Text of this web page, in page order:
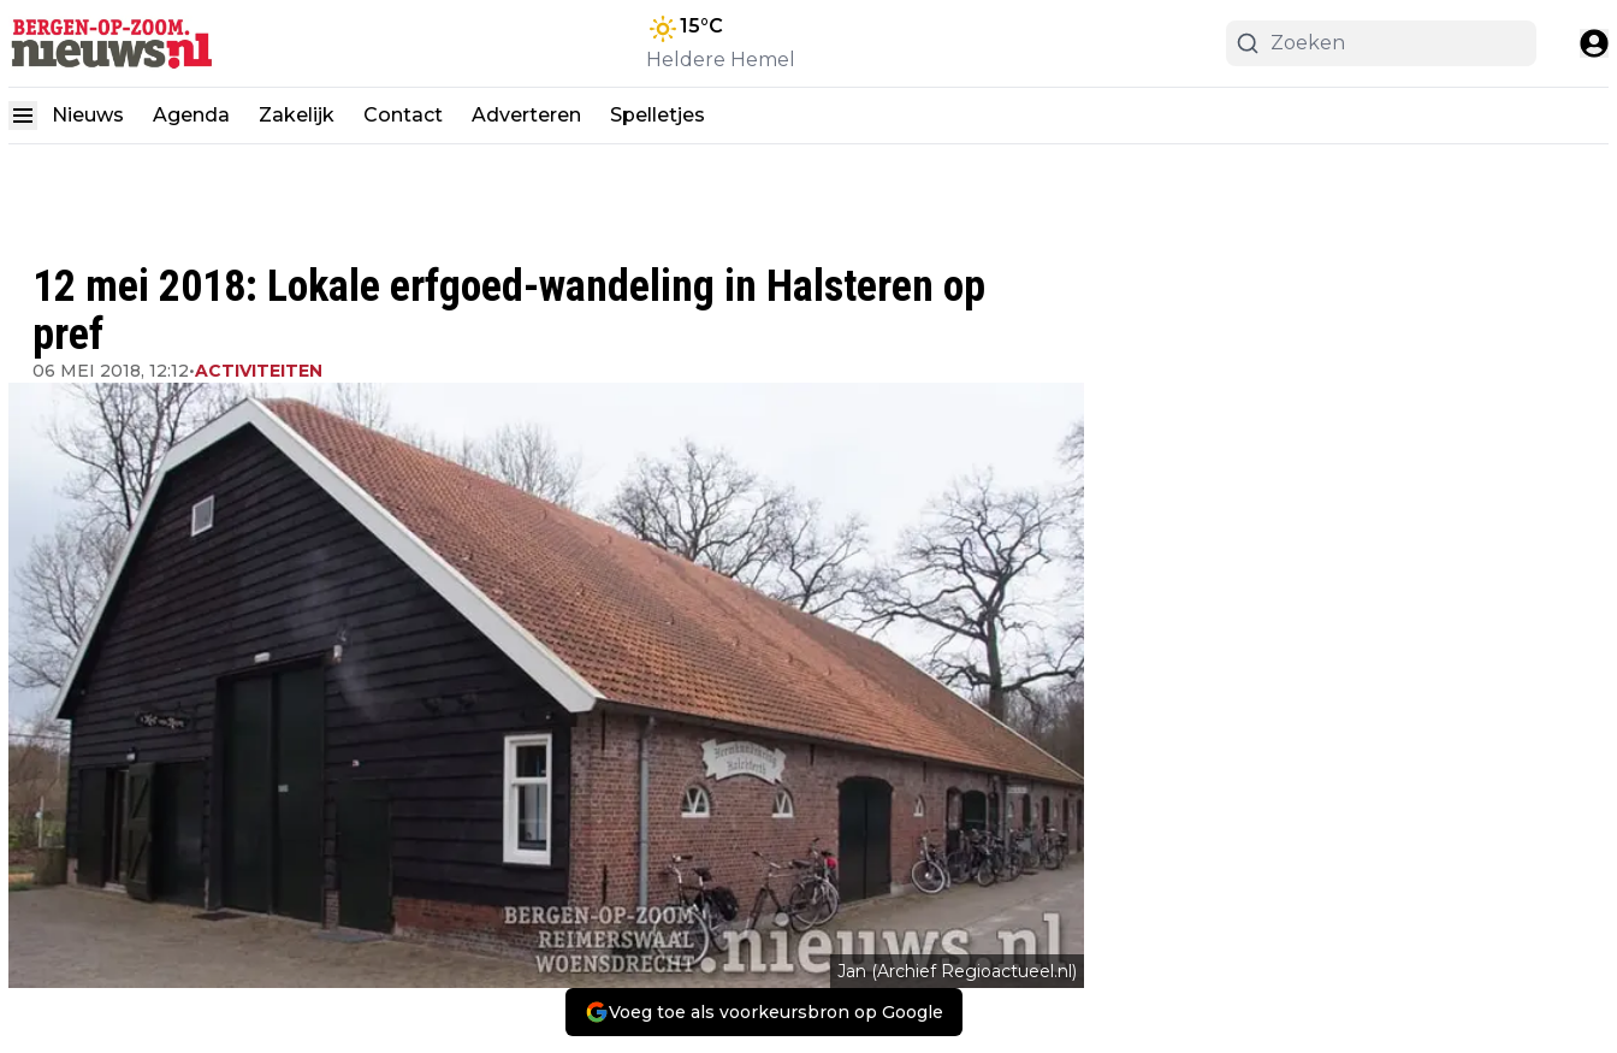
15°C
Heldere Hemel
Nieuws Agenda Zakelijk Contact Adverteren Spelletjes
12 mei 2018: Lokale erfgoed-wandeling in Halsteren op
pref
06 MEI 2018, 12:12•ACTIVITEITEN
Jan (Archief Regioactueel.nl)
Voeg toe als voorkeursbron op Google